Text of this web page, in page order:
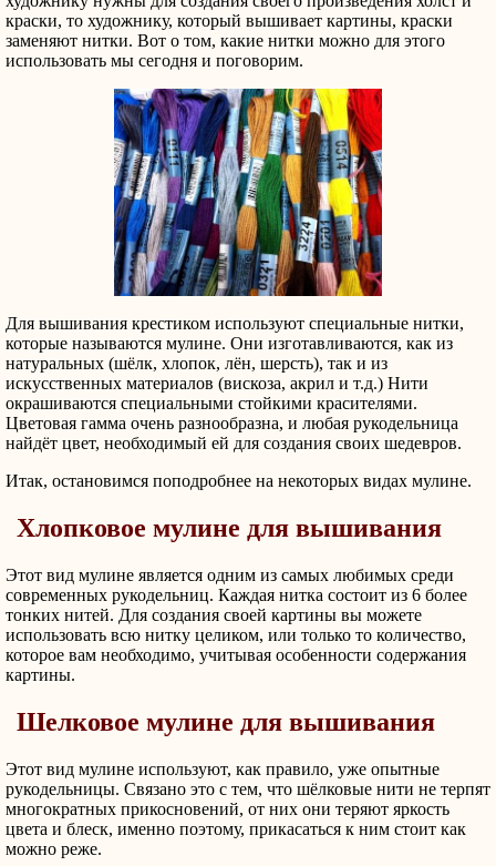
краски, то художнику, который вышивает картины, краски
заменяют нитки. Вот о том, какие нитки можно для этого
использовать мы сегодня и поговорим.
Для вышивания крестиком используют специальные нитки,
которые называются мулине. Они изготавливаются, как из
натуральных (шёлк, хлопок, лён, шерсть), так и из
искусственных материалов (вискоза, акрил и т.д.) Нити
окрашиваются специальными стойкими красителями.
Цветовая гамма очень разнообразна, и любая рукодельница
найдёт цвет, необходимый ей для создания своих шедевров.
Итак, остановимся поподробнее на некоторых видах мулине.
Хлопковое мулине для вышивания
Этот вид мулине является одним из самых любимых среди
современных рукодельниц. Каждая нитка состоит из 6 более
тонких нитей. Для создания своей картины вы можете
использовать всю нитку целиком, или только то количество,
которое вам необходимо, учитывая особенности содержания
картины.
Шелковое мулине для вышивания
Этот вид мулине используют, как правило, уже опытные
рукодельницы. Связано это с тем, что шёлковые нити не терпят
многократных прикосновений, от них они теряют яркость
цвета и блеск, именно поэтому, прикасаться к ним стоит как
можно реже.